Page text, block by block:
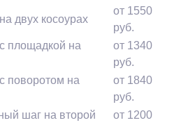
двух косоурах
от 1550
руб.
площадкой на
от 1340
руб.
поворотом на
от 1840
руб.
шаг на второй
от 1200